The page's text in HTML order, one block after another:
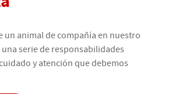
un animal de compañía en nuestro
serie de responsabilidades
y atención que debemos